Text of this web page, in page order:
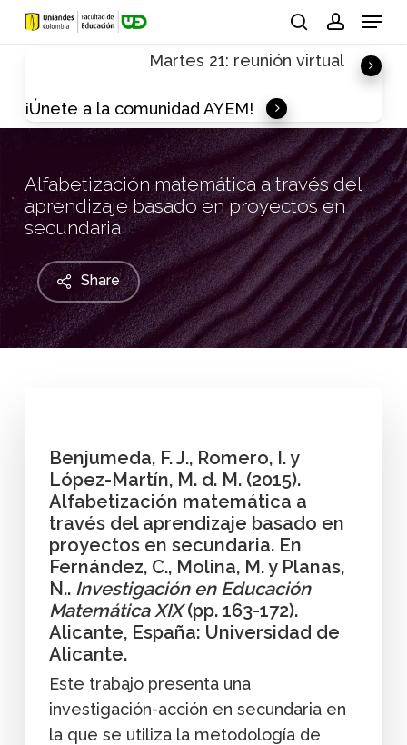
Skip
Menu
Martes 21: reunión virtual
¡Únete a la comunidad AYEM!
Alfabetización matemática a través del
aprendizaje basado en proyectos en
secundaria
Share
Benjumeda, F. J., Romero, I. y
López-Martín, M. d. M. (2015).
Alfabetización matemática a
través del aprendizaje basado en
proyectos en secundaria. En
Fernández, C., Molina, M. y Planas,
N.. Investigación en Educación
Matemática XIX(pp. 163-172).
Alicante, España: Universidad de
Alicante.
Este trabajo presenta una
investigación-acción en secundaria en
la que se utiliza la metodología de